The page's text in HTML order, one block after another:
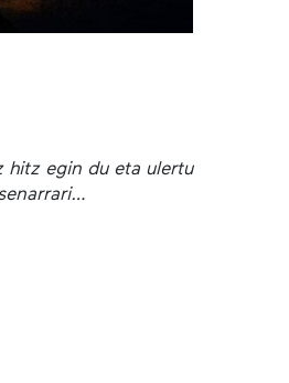
hitz egin du eta ulertu